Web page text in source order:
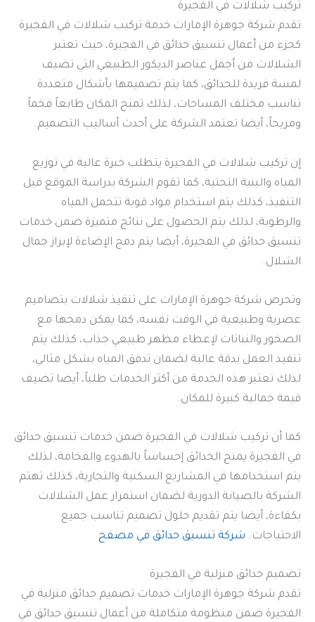
تركيب شلالات في الفجيرة
تقدم شركة جوهرة الإمارات خدمة تركيب شلالات في الفجيرة
كجزء من أعمال تنسيق حدائق في الفجيرة، حيث تعتبر
الشلالات من أجمل عناصر الديكور الطبيعي التي تضيف
لمسة فريدة للحدائق، كما يتم تصميمها بأشكال متعددة
تناسب مختلف المساحات، لذلك تمنح المكان طابعاً فخماً
ومريحاً، أيضا تعتمد الشركة على أحدث أساليب التصميم.
إن تركيب شلالات في الفجيرة يتطلب خبرة عالية في توزيع
المياه والبنية التحتية، كما تقوم الشركة بدراسة الموقع قبل
التنفيذ، كذلك يتم استخدام مواد قوية تتحمل المياه
والرطوبة، لذلك يتم الحصول على نتائج متميزة ضمن خدمات
تنسيق حدائق في الفجيرة، أيضا يتم دمج الإضاءة لإبراز جمال
الشلال.
وتحرص شركة جوهرة الإمارات على تنفيذ شلالات بتصاميم
عصرية وطبيعية في الوقت نفسه، كما يمكن دمجها مع
الصخور والنباتات لإعطاء مظهر طبيعي جذاب، كذلك يتم
تنفيذ العمل بدقة عالية لضمان تدفق المياه بشكل مثالي،
لذلك تعتبر هذه الخدمة من أكثر الخدمات طلباً، أيضا تضيف
قيمة جمالية كبيرة للمكان.
كما أن تركيب شلالات في الفجيرة ضمن خدمات تنسيق حدائق
في الفجيرة يمنح الحدائق إحساساً بالهدوء والفخامة، لذلك
يتم استخدامها في المشاريع السكنية والتجارية، كذلك تهتم
الشركة بالصيانة الدورية لضمان استمرار عمل الشلالات
بكفاءة، أيضا يتم تقديم حلول تصميم تناسب جميع
الاحتياجات. شركة تنسيق حدائق في مصفح
تصميم حدائق منزلية في الفجيرة
تقدم شركة جوهرة الإمارات خدمات تصميم حدائق منزلية في
الفجيرة ضمن منظومة متكاملة من أعمال تنسيق حدائق في